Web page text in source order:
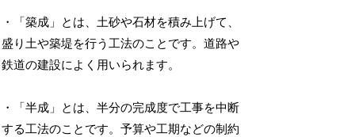
・「築成」とは、土砂や石材を積み上げて、
盛り土や築堤を行う工法のことです。道路や
鉄道の建設によく用いられます。
・「半成」とは、半分の完成度で工事を中断
する工法のことです。予算や工期などの制約